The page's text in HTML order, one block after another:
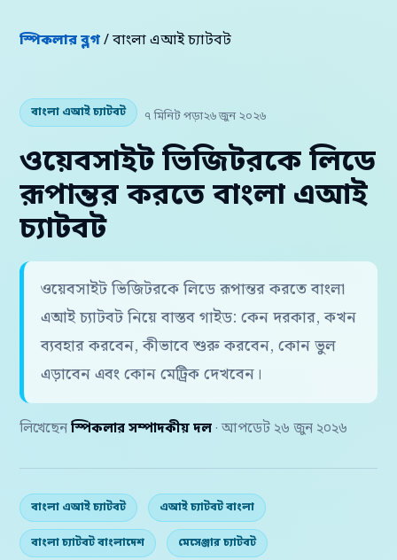
স্পিকলার ব্লগ/ বাংলা এআই চ্যাটবট
বাংলা এআই চ্যাটবট ৭ মিনিট পড়া২৬ জুন ২০২৬
ওয়েবসাইট ভিজিটরকে লিডে
রূপান্তর করতে বাংলা এআই
চ্যাটবট
ওয়েবসাইট ভিজিটরকে লিডে রূপান্তর করতে বাংলা
এআই চ্যাটবট নিয়ে বাস্তব গাইড: কেন দরকার, কখন
ব্যবহার করবেন, কীভাবে শুরু করবেন, কোন ভুল
এড়াবেন এবং কোন মেট্রিক দেখবেন।
লিখেছেন স্পিকলার সম্পাদকীয় দল · আপডেট ২৬ জুন ২০২৬
বাংলা এআই চ্যাটবট এআই চ্যাটবট বাংলা
বাংলা চ্যাটবট বাংলাদেশ মেসেঞ্জার চ্যাটবট